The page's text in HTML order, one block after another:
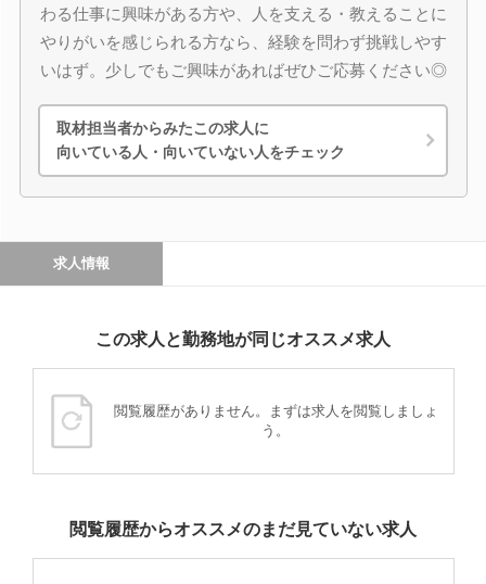
わる仕事に興味がある方や、人を支える・教えることに
やりがいを感じられる方なら、経験を問わず挑戦しやす
いはず。少しでもご興味があればぜひご応募ください◎
取材担当者からみたこの求人に
向いている人・向いていない人をチェック
求人情報
この求人と勤務地が同じオススメ求人
閲覧履歴がありません。まずは求人を閲覧しましょ
う。
閲覧履歴からオススメのまだ見ていない求人